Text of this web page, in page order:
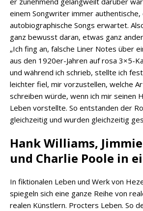
einem Songwriter immer authentische,
autobiographische Songs erwartet.
ganz bewusst daran, etwas ganz
„Ich fing an, falsche Liner Notes über
aus den 1920er-Jahren auf rosa 3×5-
und während ich schrieb, stellte ich
leichter fiel, mir vorzustellen, welche
schreiben würde, wenn ich mir seinen
Leben vorstellte. So entstanden der
gleichzeitig und wurden gleichzeitig
Hank Williams,
und Charlie Poole in
In fiktionalen Leben und Werk von
spiegeln sich eine ganze Reihe von
realen Künstlern. Procters Leben. So